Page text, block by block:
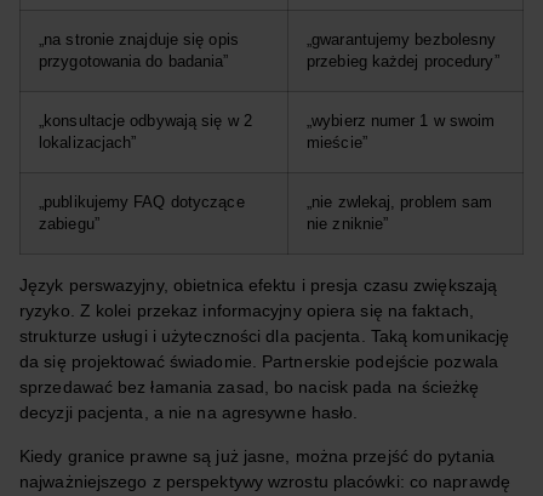
„na stronie znajduje się opis
przygotowania do badania”
„gwarantujemy bezbolesny
przebieg każdej procedury”
„konsultacje odbywają się w 2
lokalizacjach”
„wybierz numer 1 w swoim
mieście”
„publikujemy FAQ dotyczące
zabiegu”
„nie zwlekaj, problem sam
nie zniknie”
Język perswazyjny, obietnica efektu i presja czasu zwiększają
ryzyko. Z kolei przekaz informacyjny opiera się na faktach,
strukturze usługi i użyteczności dla pacjenta. Taką komunikację
da się projektować świadomie. Partnerskie podejście pozwala
sprzedawać bez łamania zasad, bo nacisk pada na ścieżkę
decyzji pacjenta, a nie na agresywne hasło.
Kiedy granice prawne są już jasne, można przejść do pytania
najważniejszego z perspektywy wzrostu placówki: co naprawdę